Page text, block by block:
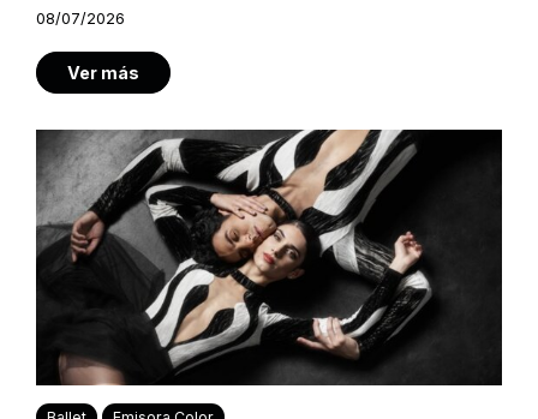
08/07/2026
Ver más